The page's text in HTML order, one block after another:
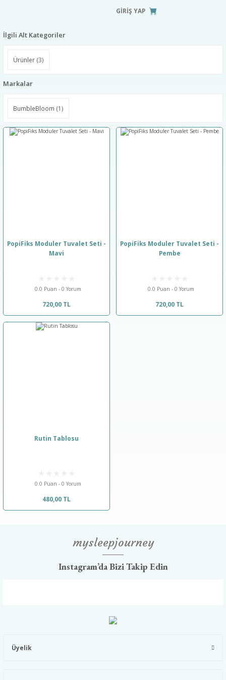
GİRİŞ YAP
İlgili Alt Kategoriler
Ürünler (3)
Markalar
BumbleBloom (1)
PopiFiks Moduler Tuvalet Seti -
Mavi
0.0 Puan - 0 Yorum
720,00 TL
PopiFiks Moduler Tuvalet Seti -
Pembe
0.0 Puan - 0 Yorum
720,00 TL
Rutin Tablosu
0.0 Puan - 0 Yorum
480,00 TL
mysleepjourney
Instagram’da Bizi Takip Edin
Üyelik